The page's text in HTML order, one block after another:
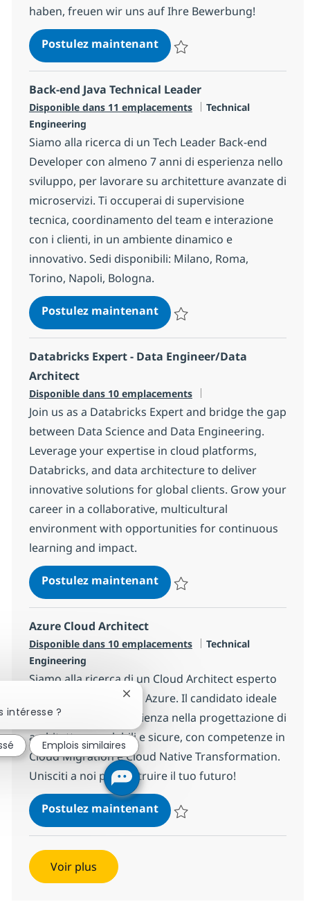
haben, freuen wir uns auf Ihre Bewerbung!
Postulez maintenantLead Cloud Software
Back-end Java Technical Leader
Disponible dans 11 emplacements Catégorie
Technical
Engineering
Siamo alla ricerca di un Tech Leader Back-end
Developer con almeno 7 anni di esperienza nello
sviluppo, per lavorare su architetture avanzate di
microservizi. Ti occuperai di supervisione
tecnica, coordinamento del team e interazione
con i clienti, in un ambiente dinamico e
innovativo. Sedi disponibili: Milano, Roma,
Torino, Napoli, Bologna.
Postulez maintenantBack-end Java Technical
Databricks Expert - Data Engineer/Data
Architect
Disponible dans 10 emplacements
Join us as a Databricks Expert and bridge the gap
between Data Science and Data Engineering.
Leverage your expertise in cloud platforms,
Databricks, and data architecture to deliver
innovative solutions for global clients. Grow your
career in a collaborative, multicultural
environment with opportunities for continuous
learning and impact.
Postulez maintenantDatabricks Expert - Data
Azure Cloud Architect
Disponible dans 10 emplacements Catégorie
Technical
Engineering
Siamo alla ricerca di un Cloud Architect esperto
in soluzioni Microsoft Azure. Il candidato ideale
avrà una solida esperienza nella progettazione di
architetture scalabili e sicure, con competenze in
Cloud Migration e Cloud Native Transformation.
Unisciti a noi per costruire il tuo futuro!
Postulez maintenantAzure Cloud Architect
Voir plus
intéresse ?
Fermer la notification du chatbot
Emplois similaires